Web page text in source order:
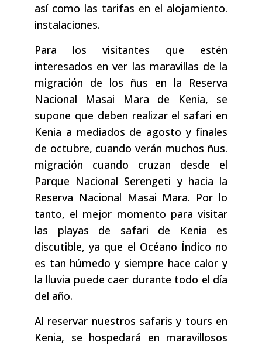
así como las tarifas en el alojamiento.
instalaciones.
Para los visitantes que estén
interesados ​​en ver las maravillas de la
migración de los ñus en la Reserva
Nacional Masai Mara de Kenia, se
supone que deben realizar el safari en
Kenia a mediados de agosto y finales
de octubre, cuando verán muchos ñus.
migración cuando cruzan desde el
Parque Nacional Serengeti y hacia la
Reserva Nacional Masai Mara. Por lo
tanto, el mejor momento para visitar
las playas de safari de Kenia es
discutible, ya que el Océano Índico no
es tan húmedo y siempre hace calor y
la lluvia puede caer durante todo el día
del año.
Al reservar nuestros safaris y tours en
Kenia, se hospedará en maravillosos